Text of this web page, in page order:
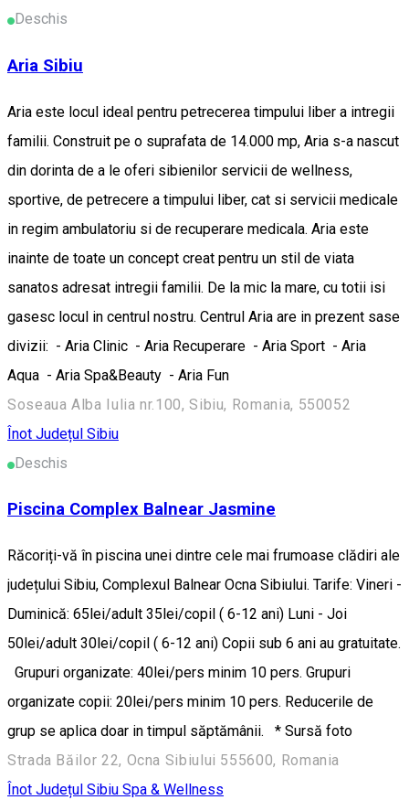
Deschis
Aria Sibiu
Aria este locul ideal pentru petrecerea timpului liber a intregii
familii. Construit pe o suprafata de 14.000 mp, Aria s-a nascut
din dorinta de a le oferi sibienilor servicii de wellness,
sportive, de petrecere a timpului liber, cat si servicii medicale
in regim ambulatoriu si de recuperare medicala. Aria este
inainte de toate un concept creat pentru un stil de viata
sanatos adresat intregii familii. De la mic la mare, cu totii isi
gasesc locul in centrul nostru. Centrul Aria are in prezent sase
divizii: - Aria Clinic - Aria Recuperare - Aria Sport - Aria
Aqua - Aria Spa&Beauty - Aria Fun
Soseaua Alba Iulia nr.100, Sibiu, Romania, 550052
Înot Județul Sibiu
Deschis
Piscina Complex Balnear Jasmine
Răcoriți-vă în piscina unei dintre cele mai frumoase clădiri ale
județului Sibiu, Complexul Balnear Ocna Sibiului. Tarife: Vineri -
Duminică: 65lei/adult 35lei/copil ( 6-12 ani) Luni - Joi
50lei/adult 30lei/copil ( 6-12 ani) Copii sub 6 ani au gratuitate.
Grupuri organizate: 40lei/pers minim 10 pers. Grupuri
organizate copii: 20lei/pers minim 10 pers. Reducerile de
grup se aplica doar in timpul săptămânii. * Sursă foto
Strada Băilor 22, Ocna Sibiului 555600, Romania
Înot Județul Sibiu Spa & Wellness